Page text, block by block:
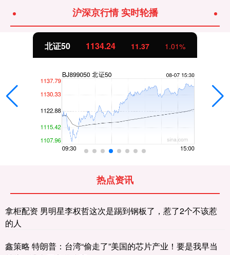
沪深京行情 实时轮播
北证50 1134.24 11.37 1.01%
热点资讯
拿柜配资 男明星李权哲这次是踢到钢板了，惹了2个不该惹
的人
鑫策略 特朗普：台湾“偷走了”美国的芯片产业！要是我早当